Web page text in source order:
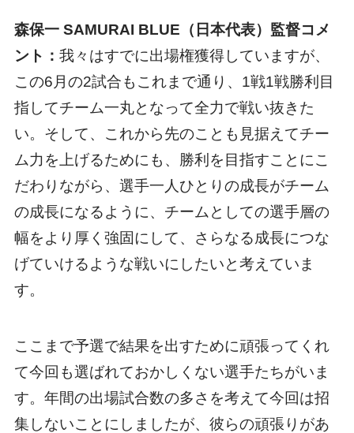
森保一 SAMURAI BLUE（日本代表）監督コメ
ント： 我々はすでに出場権獲得していますが、
この6月の2試合もこれまで通り、1戦1戦勝利目
指してチーム一丸となって全力で戦い抜きた
い。そして、これから先のことも見据えてチー
ム力を上げるためにも、勝利を目指すことにこ
だわりながら、選手一人ひとりの成長がチーム
の成長になるように、チームとしての選手層の
幅をより厚く強固にして、さらなる成長につな
げていけるような戦いにしたいと考えていま
す。
ここまで予選で結果を出すために頑張ってくれ
て今回も選ばれておかしくない選手たちがいま
す。年間の出場試合数の多さを考えて今回は招
集しないことにしましたが、彼らの頑張りがあ